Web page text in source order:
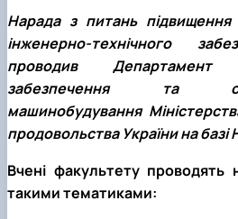
Нарада з питань підвищення
інженерно-технічного
проводив Департамент
забезпечення та
машинобудування
продовольства України на базі
Вчені факультету проводять
такими тематиками: